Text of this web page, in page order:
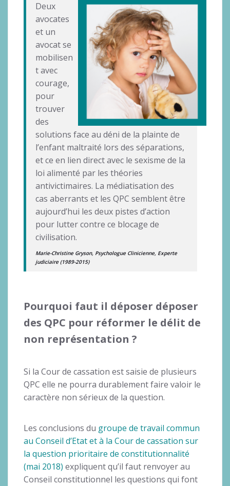
Deux
avocates
et un
avocat se
mobilisen
t avec
courage,
pour
trouver
des
solutions face au déni de la plainte de
l’enfant maltraité lors des séparations,
et ce en lien direct avec le sexisme de la
loi alimenté par les théories
antivictimaires. La médiatisation des
cas aberrants et les QPC semblent être
aujourd’hui les deux pistes d’action
pour lutter contre ce blocage de
civilisation.
Marie-Christine Gryson, Psychologue Clinicienne, Experte
judiciaire (1989-2015)
Pourquoi faut il déposer déposer
des QPC pour réformer le délit de
non représentation ?
Si la Cour de cassation est saisie de plusieurs
QPC elle ne pourra durablement faire valoir le
caractère non sérieux de la question.
Les conclusions du groupe de travail commun
au Conseil d’Etat et à la Cour de cassation sur
la question prioritaire de constitutionnalité
(mai 2018) expliquent qu’il faut renvoyer au
Conseil constitutionnel les questions qui font